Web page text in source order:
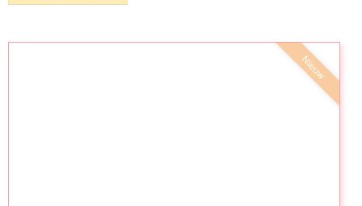
Nieuw